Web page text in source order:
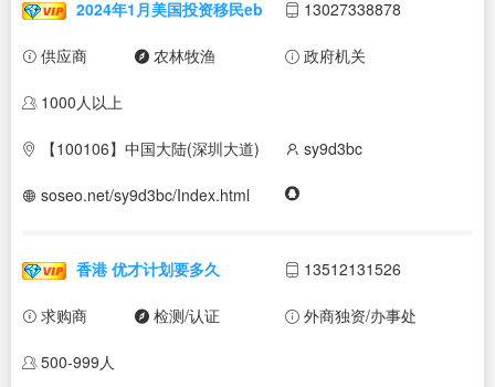
2024年1月美国投资移民eb 13027338878
供应商 农林牧渔 政府机关
1000人以上
【100106】中国大陆(深圳大道) sy9d3bc
soseo.net/sy9d3bc/Index.html
香港 优才计划要多久 13512131526
求购商 检测/认证 外商独资/办事处
500-999人